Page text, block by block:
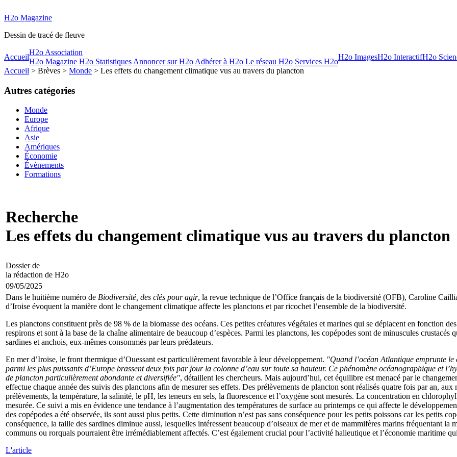
H2o Magazine
Dessin de tracé de fleuve
Accueil
H2o Association
H2o Magazine H2o Statistiques Annoncer sur H2o Adhérer à H2o Le réseau H2o Services H2o
H2o ImagesH2o InteractifH2o
Accueil > Brèves > Monde > Les effets du changement climatique vus au travers du plancton
Autres catégories
Monde
Europe
Afrique
Asie
Amériques
Économie
Évènements
Formations
Recherche
Les effets du changement climatique vus au travers du plancton
Dossier de
la rédaction de H2o
09/05/2025
Dans le huitième numéro de Biodiversité, des clés pour agir, la revue technique de l’Office français de la biodiversité (OFB), Caroline
d’Iroise évoquent la manière dont le changement climatique affecte les planctons et par ricochet l’ensemble de la biodiversité.
Les planctons constituent près de 98 % de la biomasse des océans. Ces petites créatures végétales et marines qui se déplacent en fonction
respirons et sont à la base de la chaîne alimentaire de beaucoup d’espèces. Parmi les planctons, les copépodes sont de minuscules
sardines et anchois, eux-mêmes consommés par leurs prédateurs.
En mer d’Iroise, le front thermique d’Ouessant est particulièrement favorable à leur développement. "Quand l’océan Atlantique emprunte
parmi les plus puissants d’Europe brassent deux fois par jour la colonne d’eau sur toute sa hauteur. Ce phénomène océanographique et
de plancton particulièrement abondante et diversifiée", détaillent les chercheurs. Mais aujourd’hui, cet équilibre est menacé par le
effectue chaque année des suivis des planctons afin de mesurer ses effets. Des prélèvements de plancton sont réalisés quatre fois par an,
prélèvements, la température, la salinité, le pH, les teneurs en sels, la fluorescence et l’oxygène sont mesurés. La concentration en
mesurée. Ce suivi a mis en évidence une tendance à l’augmentation des températures de surface au printemps ce qui affecte le
des copépodes a été observée, ils sont aussi plus petits. Cette diminution n’est pas sans conséquence pour les petits poissons car les petits
conséquence, la taille des sardines diminue aussi, lesquelles intéressent beaucoup d’oiseaux de mer et de mammifères marins fréquentant la
communs ou rorquals pourraient être irrémédiablement affectés. C’est également crucial pour l’activité halieutique et l’économie maritime
L'article